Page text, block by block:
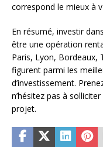
correspond le mieux à
En résumé, investir
être une opération
Paris, Lyon, Bordeaux,
figurent parmi les
d’investissement.
n’hésitez pas à
projet.